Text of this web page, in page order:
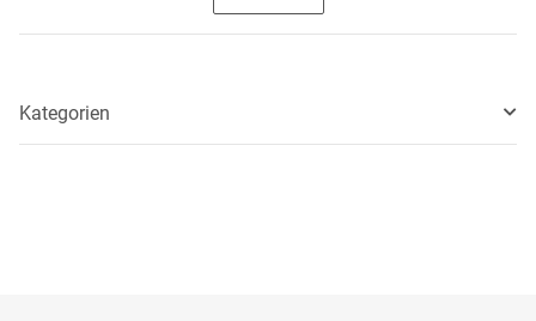
Kategorien